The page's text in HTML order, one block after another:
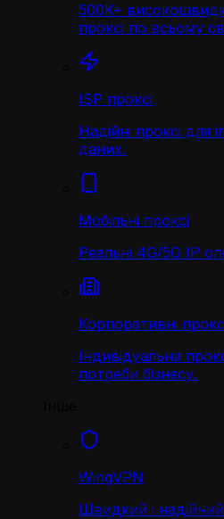
500K+
проксі по всьому
ISP проксі
Надійні проксі для
даних.
Мобільні проксі
Реальні 4G/5G IP
Корпоративні
Індивідуальна
потреби бізнесу.
WingVPN
Швидкий і